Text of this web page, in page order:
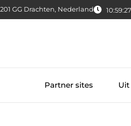
GG Drachten, Nederland 10:59:27
Partner sites Uit